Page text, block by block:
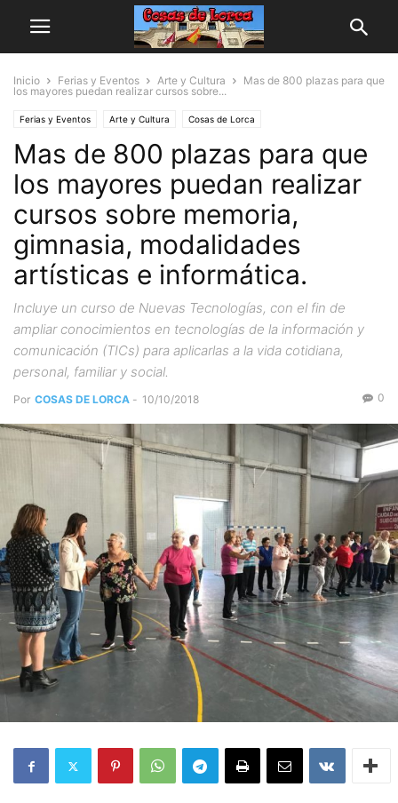
Inicio Ferias y Eventos Arte y Cultura
Mas de 800 plazas para que
los mayores puedan realizar cursos sobre...
Ferias y Eventos Arte y Cultura Cosas de Lorca
Personas y Asociaciones
Mas de 800 plazas para que
los mayores puedan realizar
cursos sobre memoria,
gimnasia, modalidades
artísticas e informática.
Incluye un curso de Nuevas Tecnologías, con el fin de
ampliar conocimientos en tecnologías de la información y
comunicación (TICs) para aplicarlas a la vida cotidiana,
personal, familiar y social.
Por COSAS DE LORCA - 10/10/2018 0